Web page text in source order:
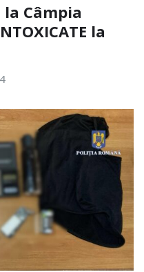
Câmpia
la